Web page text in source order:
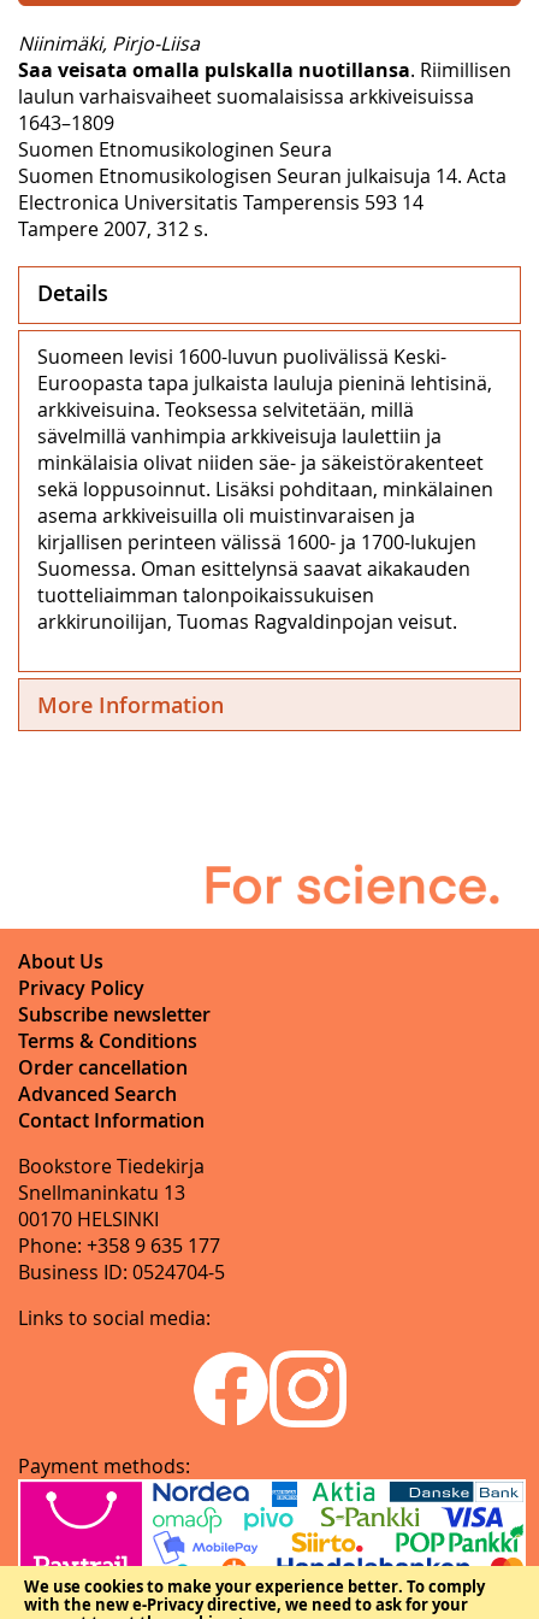
We use cookies to make your experience better. To comply
with the new e-Privacy directive, we need to ask for your
Niinimäki, Pirjo-Liisa
Saa veisata omalla pulskalla nuotillansa. Riimillisen
laulun varhaisvaiheet suomalaisissa arkkiveisuissa
1643–1809
Suomen Etnomusikologinen Seura
Suomen Etnomusikologisen Seuran julkaisuja 14. Acta
Electronica Universitatis Tamperensis 593 14
Tampere 2007, 312 s.
Details
Suomeen levisi 1600-luvun puolivälissä Keski-
Euroopasta tapa julkaista lauluja pieninä lehtisinä,
arkkiveisuina. Teoksessa selvitetään, millä
sävelmillä vanhimpia arkkiveisuja laulettiin ja
minkälaisia olivat niiden säe- ja säkeistörakenteet
sekä loppusoinnut. Lisäksi pohditaan, minkälainen
asema arkkiveisuilla oli muistinvaraisen ja
kirjallisen perinteen välissä 1600- ja 1700-lukujen
Suomessa. Oman esittelynsä saavat aikakauden
tuotteliaimman talonpoikaissukuisen
arkkirunoilijan, Tuomas Ragvaldinpojan veisut.
More Information
About Us
Privacy Policy
Subscribe newsletter
Terms & Conditions
Order cancellation
Advanced Search
Contact Information
Bookstore Tiedekirja
Snellmaninkatu 13
00170 HELSINKI
Phone: +358 9 635 177
Business ID: 0524704-5
Links to social media:
Payment methods: